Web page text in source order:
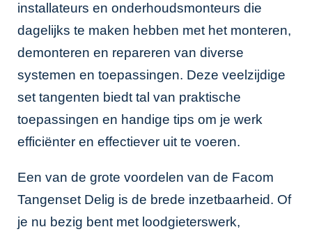
installateurs en onderhoudsmonteurs die
dagelijks te maken hebben met het monteren,
demonteren en repareren van diverse
systemen en toepassingen. Deze veelzijdige
set tangenten biedt tal van praktische
toepassingen en handige tips om je werk
efficiënter en effectiever uit te voeren.
Een van de grote voordelen van de Facom
Tangenset Delig is de brede inzetbaarheid. Of
je nu bezig bent met loodgieterswerk,